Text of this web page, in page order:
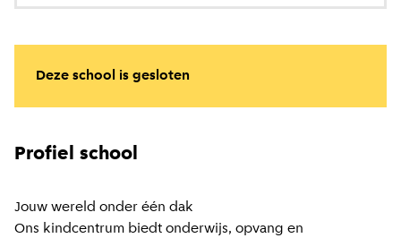
Deze school is gesloten
Profiel school
Jouw wereld onder één dak
Ons kindcentrum biedt onderwijs, opvang en